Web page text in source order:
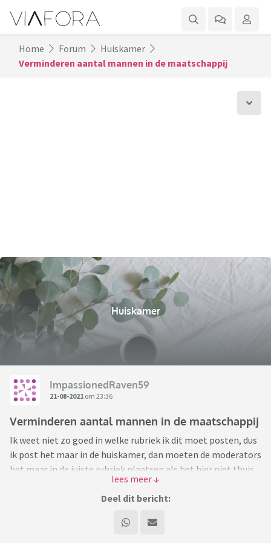
Home Forum
Huiskamer
Verminderen aantal mannen in de maatschappij
Huiskamer
ImpassionedRaven59
21-08-2021 om 23:36
Verminderen aantal mannen in de maatschappij
Ik weet niet zo goed in welke rubriek ik dit moet posten, dus
ik post het maar in de huiskamer, dan moeten de moderators
het maar in de juiste rubriek plaatsen als het hier niet thuis
het verminderen van het aantal mannen in de maatschappij.
Deel dit bericht: